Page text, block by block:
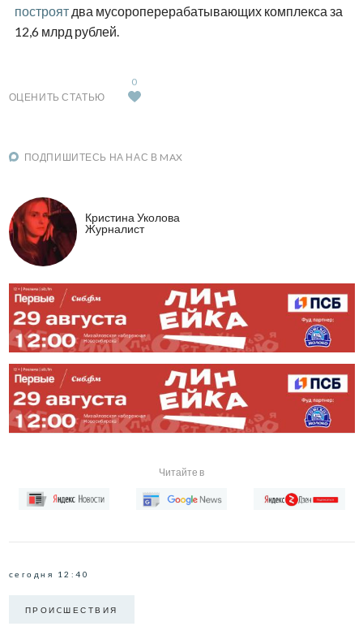
построят два мусороперерабатывающих комплекса за
12,6 млрд рублей.
ОЦЕНИТЬ СТАТЬЮ
0
ПОДПИШИТЕСЬ НА НАС В MAX
Кристина Уколова
Журналист
Читайте в
сегодня 12:40
ПРОИCШЕСТВИЯ